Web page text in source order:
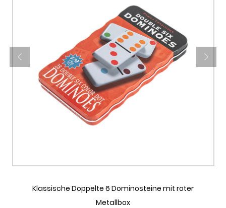
mit roter
Doppelte 6 Dominosteine
wiederverwendbarer